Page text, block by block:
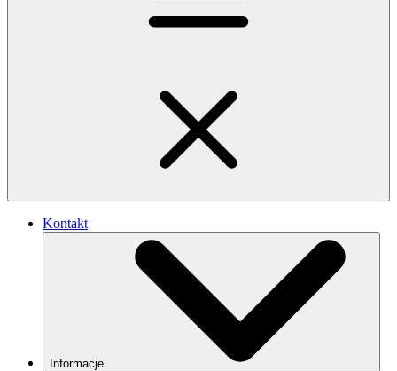
Kontakt
Informacje